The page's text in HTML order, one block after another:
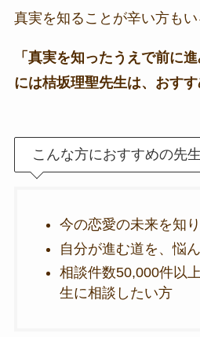
真実を知ることが辛い方も
「真実を知ったうえで前に
には桔坂理聖先生は、おす
こんな方におすすめの先生
今の恋愛の未来を知
自分が進む道を、悩
相談件数50,000件以
生に相談したい方